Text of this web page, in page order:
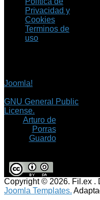
Privacidad y
Cookies
Terminos de
uso
Joomla!
GNU General Public
License.
Arturo de
Porras
Guardo
Copyright © 2026. Fil.ex .
Joomla Templates.